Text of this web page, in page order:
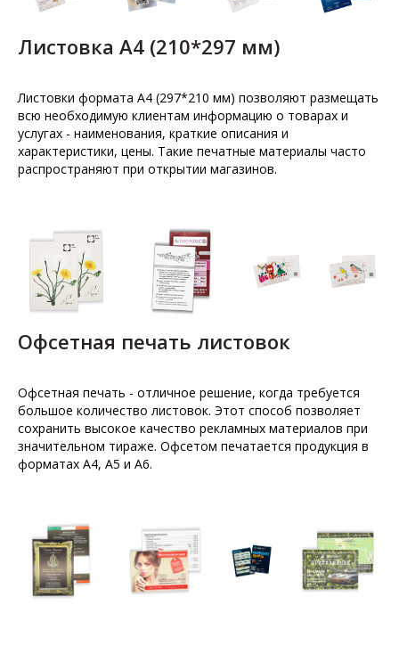
Листовка А4 (210*297 мм)
Листовки формата А4 (297*210 мм) позволяют размещать
всю необходимую клиентам информацию о товарах и
услугах - наименования, краткие описания и
характеристики, цены. Такие печатные материалы часто
распространяют при открытии магазинов.
Офсетная печать листовок
Офсетная печать - отличное решение, когда требуется
большое количество листовок. Этот способ позволяет
сохранить высокое качество рекламных материалов при
значительном тираже. Офсетом печатается продукция в
форматах А4, А5 и А6.